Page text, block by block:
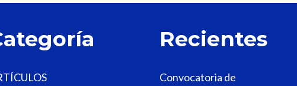
Recientes
Convocatoria de